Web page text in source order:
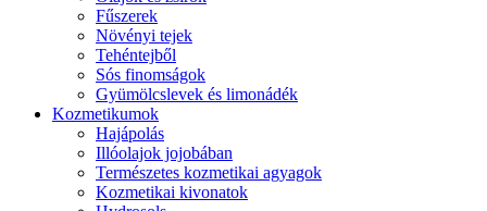
Fűszerek
Növényi tejek
Tehéntejből
Sós finomságok
Gyümölcslevek és limonádék
Kozmetikumok
Hajápolás
Illóolajok jojobában
Természetes kozmetikai agyagok
Kozmetikai kivonatok